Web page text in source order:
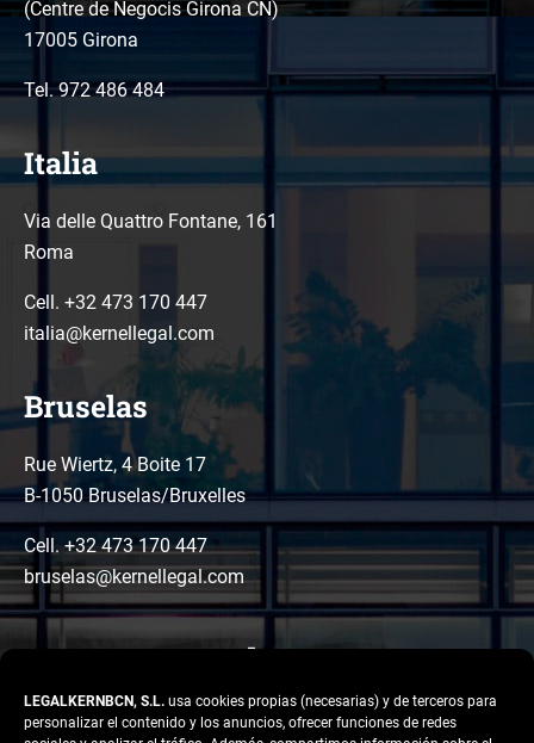
LEGALKERNBCN, S.L. usa cookies propias (necesarias) y de terceros para
personalizar el contenido y los anuncios, ofrecer funciones de redes
(Centre de Negocis Girona CN)
17005 Girona
Tel.972 486 484
Italia
Via delle Quattro Fontane, 161
Roma
Cell. +32 473 170 447
italia@kernellegal.com
Bruselas
Rue Wiertz, 4 Boite 17
B-1050 Bruselas/Bruxelles
Cell. +32 473 170 447
bruselas@kernellegal.com